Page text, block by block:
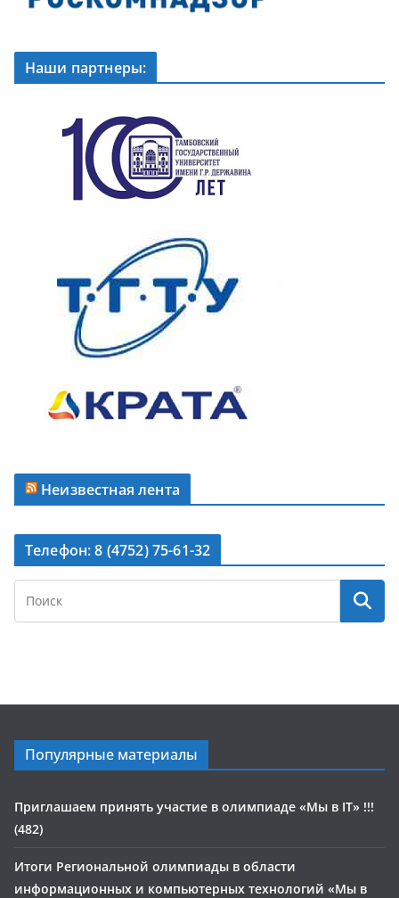
Наши партнеры:
Неизвестная лента
Телефон: 8 (4752) 75-61-32
Популярные материалы
Приглашаем принять участие в олимпиаде «Мы в IT» !!!
(482)
Итоги Региональной олимпиады в области
информационных и компьютерных технологий «Мы в